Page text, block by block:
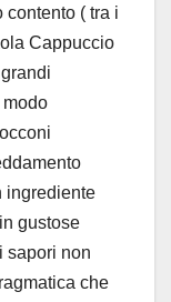
contento ( tra i
Cappuccio
ingrediente
gustose
sapori non
che